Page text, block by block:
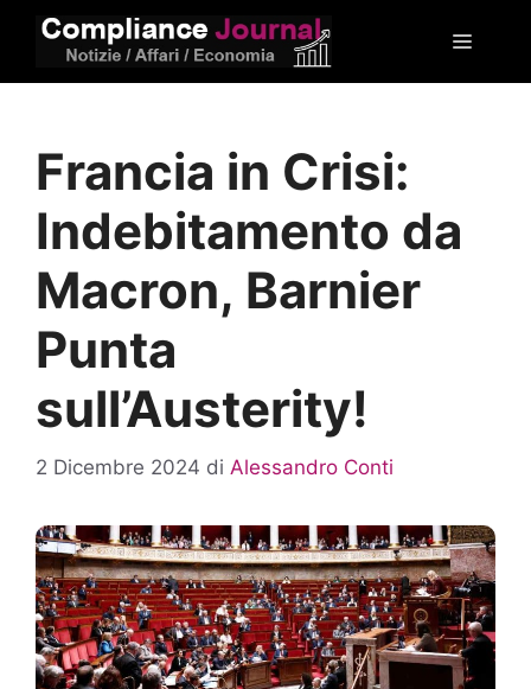
Menu
Francia in Crisi:
Indebitamento da
Macron, Barnier
Punta
sull’Austerity!
2 Dicembre 2024 di Alessandro Conti